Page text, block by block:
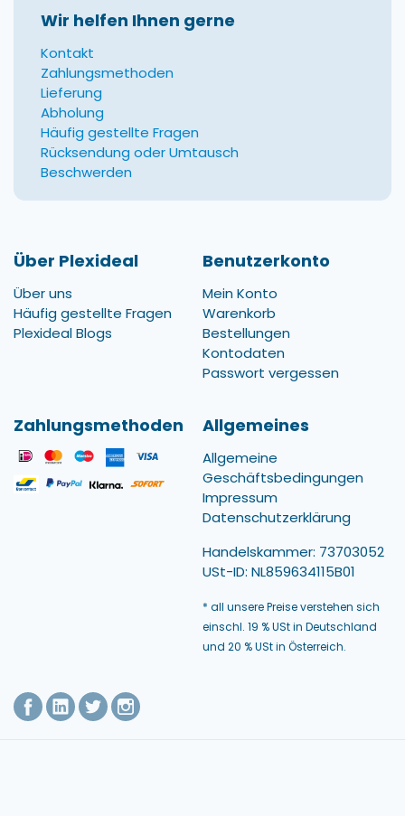
Wir helfen Ihnen gerne
Kontakt
Zahlungsmethoden
Lieferung
Abholung
Häufig gestellte Fragen
Rücksendung oder Umtausch
Beschwerden
Über Plexideal
Über uns
Häufig gestellte Fragen
Plexideal Blogs
Benutzerkonto
Mein Konto
Warenkorb
Bestellungen
Kontodaten
Passwort vergessen
Zahlungsmethoden Allgemeines
Allgemeine
Geschäftsbedingungen
Impressum
Datenschutzerklärung
Handelskammer: 73703052
USt-ID: NL859634115B01
* all unsere Preise verstehen sich
einschl. 19 % USt in Deutschland
und 20 % USt in Österreich.